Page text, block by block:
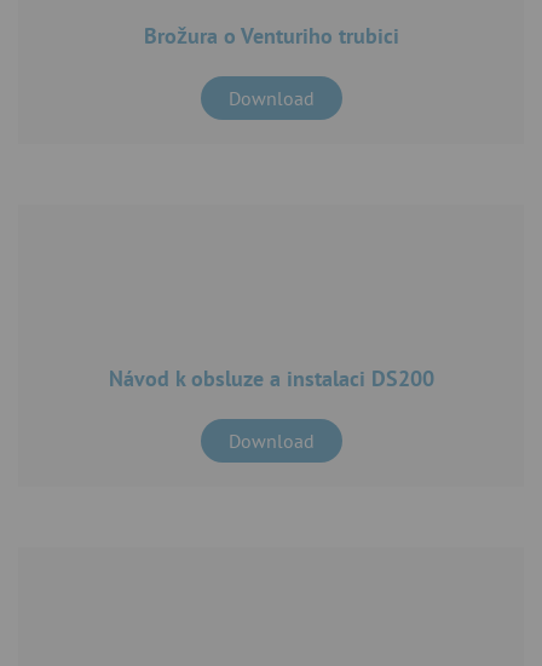
Brožura o Venturiho trubici
Download
Návod k obsluze a instalaci DS200
Download